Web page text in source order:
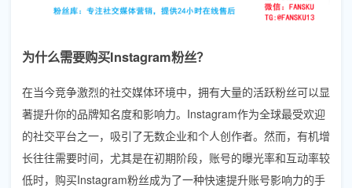
为什么需要购买Instagram粉丝？
在当今竞争激烈的社交媒体环境中，拥有大量的活跃粉丝可以显
著提升你的品牌知名度和影响力。Instagram作为全球最受欢迎
的社交平台之一，吸引了无数企业和个人创作者。然而，有机增
长往往需要时间，尤其是在初期阶段，账号的曝光率和互动率较
低时，购买Instagram粉丝成为了一种快速提升账号影响力的手